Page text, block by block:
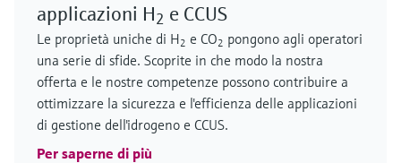
applicazioni H2 e CCUS
Le proprietà uniche di H2 e CO2 pongono agli operatori
una serie di sfide. Scoprite in che modo la nostra
offerta e le nostre competenze possono contribuire a
ottimizzare la sicurezza e l'efficienza delle applicazioni
di gestione dell'idrogeno e CCUS.
Per saperne di più